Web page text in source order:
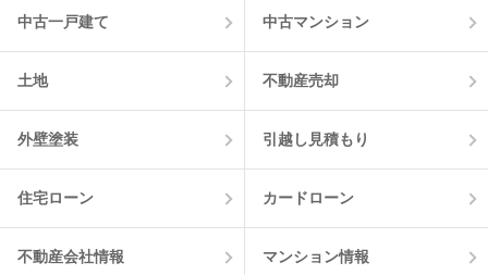
中古一戸建て 中古マンション
土地 不動産売却
外壁塗装 引越し見積もり
住宅ローン カードローン
不動産会社情報 マンション情報